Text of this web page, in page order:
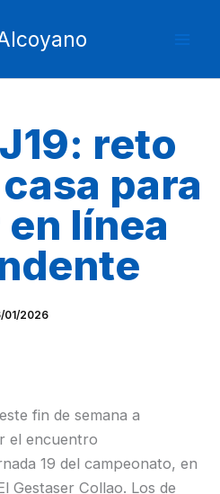
reto
para
línea
01/2026
fin de semana a
el encuentro
19 del campeonato, en
Gestaser Collao. Los de